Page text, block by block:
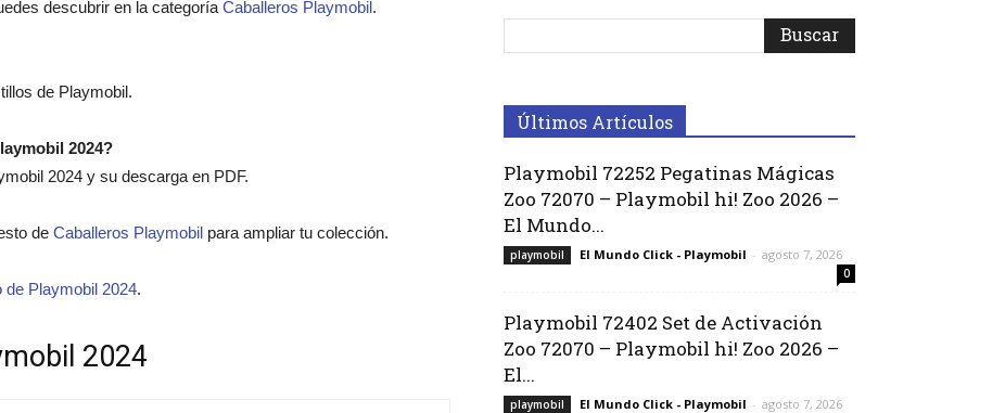
descubrir en la categoría Caballeros Playmobil.
de Playmobil.
2024?
2024 y su descarga en PDF.
de Caballeros Playmobil para ampliar tu colección.
de Playmobil 2024.
2024
Últimos Artículos
Playmobil 72252 Pegatinas Mágicas
Zoo 72070 – Playmobil hi! Zoo 2026 –
El Mundo...
playmobil El Mundo Click - Playmobil - agosto 7, 2026
0
Playmobil 72402 Set de Activación
Zoo 72070 – Playmobil hi! Zoo 2026 –
El...
playmobil El Mundo Click - Playmobil - agosto 7, 2026